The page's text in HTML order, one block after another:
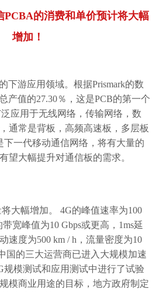
PCBA的消费和单价预计将大幅
增加！
下游应用领域。根据Prismark的数
产值的27.30％，这是PCB的第一个
应用于无线网络，传输网络，数
通常是背板，高频高速板，多层板
下一代移动通信网络，将有大量的
望大幅提升对通信板的需求。
大幅增加。 4G的峰值速率为100
宽峰值为10 Gbps或更高，1ms延
速度为500 km / h，流量密度为10
国的三大运营商已进入大规模加速
规模测试和应用测试中进行了试验
模商业用途的目标，地方政府制定